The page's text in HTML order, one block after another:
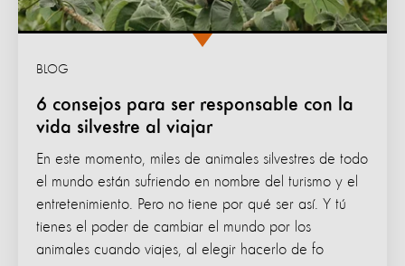
6 consejos para ser responsable con la
vida silvestre al viajar
BLOG
En este momento, miles de animales silvestres de todo
el mundo están sufriendo en nombre del turismo y el
entretenimiento. Pero no tiene por qué ser así. Y tú
tienes el poder de cambiar el mundo por los
animales cuando viajes, al elegir hacerlo de fo